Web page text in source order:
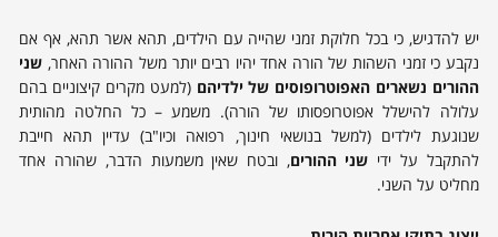
יש להדגיש, כי בכל חלוקת זמני שהייה עם הילדים, תהא אשר תהא, אף אם
נקבע כי זמני השהות של הורה אחד יהיו רבים יותר משל ההורה האחר, שני
ההורים נשארים האפוטרופוסים של ילדיהם (למעט מקרים קיצוניים בהם
עלולה להישלל אפוטרופסותו של הורה). משמע – כל החלטה מהותית
שנוגעת לילדים (למשל בנושאי חינוך, רפואה וכיו"ב) עדיין תהא חייבת
להתקבל על ידי שני ההורים, ובטח שאין משמעות הדבר, שהורה אחד
מחליט על השני.